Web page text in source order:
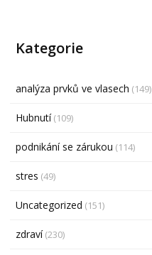
Kategorie
analýza prvků ve vlasech (149)
Hubnutí(109)
podnikání se zárukou (114)
stres (49)
Uncategorized (151)
zdraví(230)